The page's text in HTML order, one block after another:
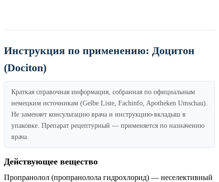
Инструкция по применению: Доцитон
(Dociton)
Краткая справочная информация, собранная по официальным
немецким источникам (Gelbe Liste, Fachinfo, Apotheken Umschau).
Не заменяет консультацию врача и инструкцию-вкладыш в
упаковке. Препарат рецептурный — применяется по назначению
врача.
Действующее вещество
Пропранолол (пропранолола гидрохлорид) — неселективный